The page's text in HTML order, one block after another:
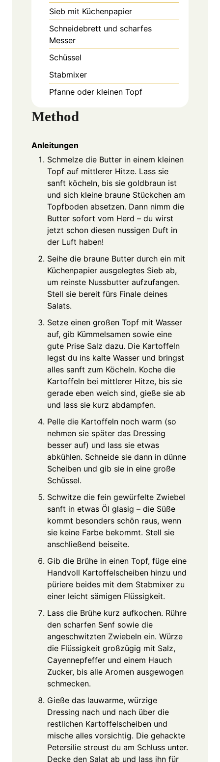
Sieb mit Küchenpapier
Schneidebrett und scharfes
Messer
Schüssel
Stabmixer
Pfanne oder kleinen Topf
Method
Anleitungen
Schmelze die Butter in einem kleinen
Topf auf mittlerer Hitze. Lass sie
sanft köcheln, bis sie goldbraun ist
und sich kleine braune Stückchen am
Topfboden absetzen. Dann nimm die
Butter sofort vom Herd – du wirst
jetzt schon diesen nussigen Duft in
der Luft haben!
Seihe die braune Butter durch ein mit
Küchenpapier ausgelegtes Sieb ab,
um reinste Nussbutter aufzufangen.
Stell sie bereit fürs Finale deines
Salats.
Setze einen großen Topf mit Wasser
auf, gib Kümmelsamen sowie eine
gute Prise Salz dazu. Die Kartoffeln
legst du ins kalte Wasser und bringst
alles sanft zum Köcheln. Koche die
Kartoffeln bei mittlerer Hitze, bis sie
gerade eben weich sind, gieße sie ab
und lass sie kurz abdampfen.
Pelle die Kartoffeln noch warm (so
nehmen sie später das Dressing
besser auf) und lass sie etwas
abkühlen. Schneide sie dann in dünne
Scheiben und gib sie in eine große
Schüssel.
Schwitze die fein gewürfelte Zwiebel
sanft in etwas Öl glasig – die Süße
kommt besonders schön raus, wenn
sie keine Farbe bekommt. Stell sie
anschließend beiseite.
Gib die Brühe in einen Topf, füge eine
Handvoll Kartoffelscheiben hinzu und
püriere beides mit dem Stabmixer zu
einer leicht sämigen Flüssigkeit.
Lass die Brühe kurz aufkochen. Rühre
den scharfen Senf sowie die
angeschwitzten Zwiebeln ein. Würze
die Flüssigkeit großzügig mit Salz,
Cayennepfeffer und einem Hauch
Zucker, bis alle Aromen ausgewogen
schmecken.
Gieße das lauwarme, würzige
Dressing nach und nach über die
restlichen Kartoffelscheiben und
mische alles vorsichtig. Die gehackte
Petersilie streust du am Schluss unter.
Decke den Salat ab und lass ihn für